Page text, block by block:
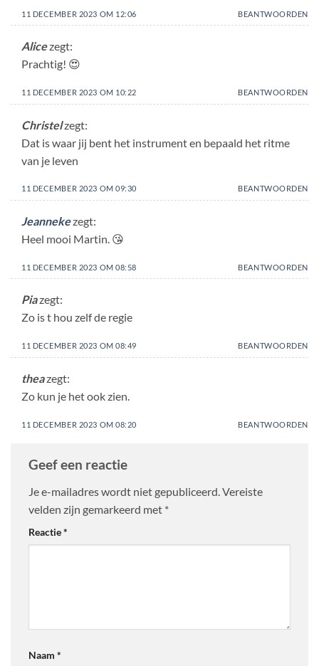
11 DECEMBER 2023 OM 12:06 BEANTWOORDEN
Alicezegt:
Prachtig! 😍
11 DECEMBER 2023 OM 10:22 BEANTWOORDEN
Christelzegt:
Dat is waar jij bent het instrument en bepaald het ritme
van je leven
11 DECEMBER 2023 OM 09:30 BEANTWOORDEN
Jeannekezegt:
Heel mooi Martin. 😘
11 DECEMBER 2023 OM 08:58 BEANTWOORDEN
Piazegt:
Zo is t hou zelf de regie
11 DECEMBER 2023 OM 08:49 BEANTWOORDEN
theazegt:
Zo kun je het ook zien.
11 DECEMBER 2023 OM 08:20 BEANTWOORDEN
Geef een reactie
Je e-mailadres wordt niet gepubliceerd.Vereiste
velden zijn gemarkeerd met *
Reactie*
Naam *